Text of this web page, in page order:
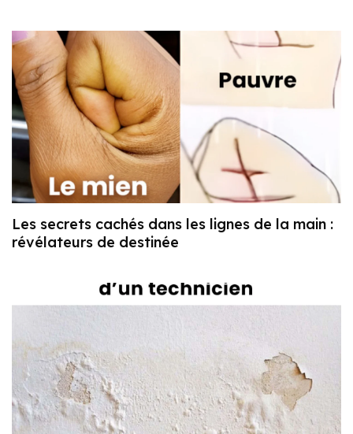
Les secrets cachés dans les lignes de la main :
révélateurs de destinée